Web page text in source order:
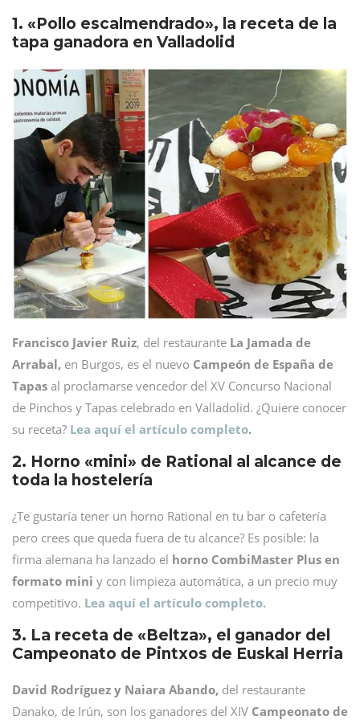
1. «Pollo escalmendrado», la receta de la
tapa ganadora en Valladolid
Francisco Javier Ruiz, del restaurante La Jamada de
Arrabal, en Burgos, es el nuevo Campeón de España de
Tapas al proclamarse vencedor del XV Concurso Nacional
de Pinchos y Tapas celebrado en Valladolid. ¿Quiere conocer
su receta? Lea aquí el artículo completo.
2. Horno «mini» de Rational al alcance de
toda la hostelería
¿Te gustaría tener un horno Rational en tu bar o cafetería
pero crees que queda fuera de tu alcance? Es posible: la
firma alemana ha lanzado el horno CombiMaster Plus en
formato mini y con limpieza automática, a un precio muy
competitivo. Lea aquí el artículo completo.
3. La receta de «Beltza», el ganador del
Campeonato de Pintxos de Euskal Herria
David Rodríguez y Naiara Abando, del restaurante
Danako, de Irún, son los ganadores del XIV Campeonato de